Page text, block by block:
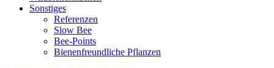
Sonstiges
Referenzen
Slow Bee
Bee-Points
Bienenfreundliche Pflanzen